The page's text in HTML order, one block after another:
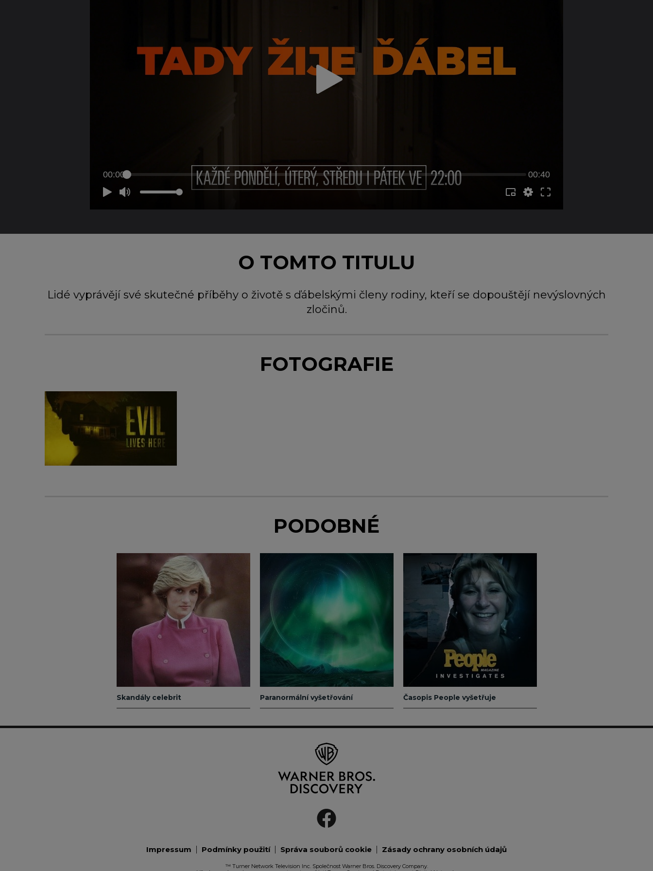
00:00 00:40
O TOMTO TITULU
Lidé vyprávějí své skutečné příběhy o životě s ďábelskými členy rodiny, kteří se dopouštějí nevýslovných
zločinů.
FOTOGRAFIE
PODOBNÉ
Skandály celebrit Paranormální vyšetřování Časopis People vyšetřuje
Impressum Podmínky použití Správa souborů cookie Zásady ochrany osobních údajů
™ Turner Network Television Inc. Společnost Warner Bros. Discovery Company.